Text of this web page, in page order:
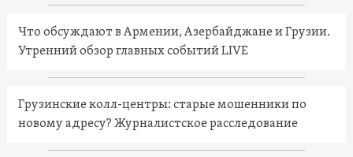
Что обсуждают в Армении, Азербайджане и Грузии.
Утренний обзор главных событий LIVE
Грузинские колл-центры: старые мошенники по
новому адресу? Журналистское расследование